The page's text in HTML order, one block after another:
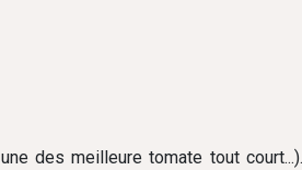
des meilleure tomate tout court...).